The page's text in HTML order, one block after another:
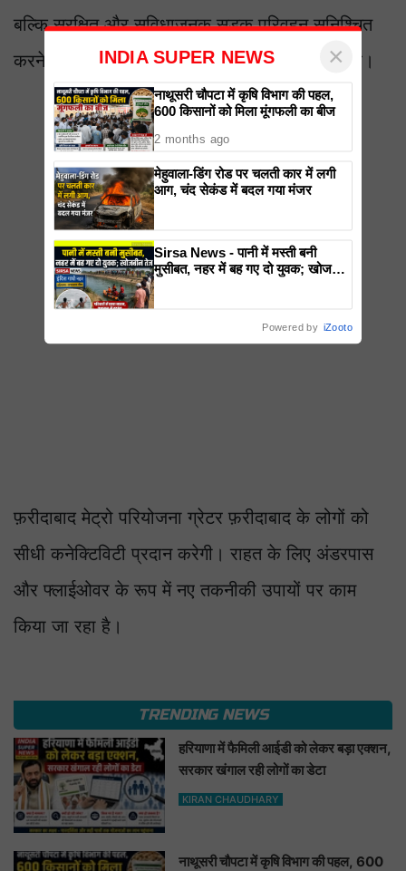
बल्कि सुरक्षित और सुविधाजनक सड़क परिवहन सुनिश्चित
करने के लिए नई सोच और योजना की भी आवश्यकता है।
फ़रीदाबाद मेट्रो परियोजना ग्रेटर फ़रीदाबाद के लोगों को
सीधी कनेक्टिविटी प्रदान करेगी। राहत के लिए अंडरपास
और फ्लाईओवर के रूप में नए तकनीकी उपायों पर काम
किया जा रहा है।
TRENDING NEWS
हरियाणा में फैमिली आईडी को लेकर बड़ा एक्शन,
सरकार खंगाल रही लोगों का डेटा
KIRAN CHAUDHARY
नाथूसरी चौपटा में कृषि विभाग की पहल, 600
INDIA SUPER NEWS ×
नाथूसरी चौपटा में कृषि विभाग की पहल,
600 किसानों को मिला मूंगफली का बीज
2 months ago
मेहुवाला-डिंग रोड पर चलती कार में लगी
आग, चंद सेकंड में बदल गया मंजर
Sirsa News - पानी में मस्ती बनी
मुसीबत, नहर में बह गए दो युवक; खोजबीन
Powered by iZooto